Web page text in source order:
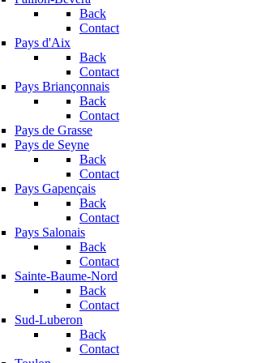
Back
Contact
Pays d'Aix
Back
Contact
Pays Briançonnais
Back
Contact
Pays de Grasse
Pays de Seyne
Back
Contact
Pays Gapençais
Back
Contact
Pays Salonais
Back
Contact
Sainte-Baume-Nord
Back
Contact
Sud-Luberon
Back
Contact